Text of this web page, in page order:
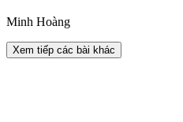
Minh Hoàng
Xem tiếp các bài khác